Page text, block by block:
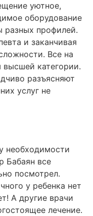
уютное,
оборудование
разных профилей.
и заканчивая
Все на
категории.
разъясняют
услуг не
необходимости
Бабаян все
посмотрел.
у ребенка нет
А другие врачи
лечение.